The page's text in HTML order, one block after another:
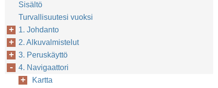
Sisältö
Turvallisuutesi vuoksi
1. Johdanto
2. Alkuvalmistelut
3. Peruskäyttö
4. Navigaattori
Kartta